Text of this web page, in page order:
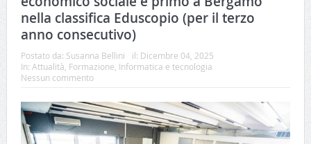
nella classifica Eduscopio (per il terzo
anno consecutivo)
Postato da: Susanna Bellini il: Dicembre 04, 2025
In: Attualità, Formazione, Informatica e tecnologia
Nessun commento